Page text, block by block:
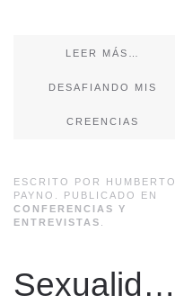
LEER MÁS…
DESAFIANDO MIS
CREENCIAS
ESCRITO POR HUMBERTO
PAYNO. PUBLICADO EN
CONFERENCIAS Y
ENTREVISTAS
Sexualidad y juventud